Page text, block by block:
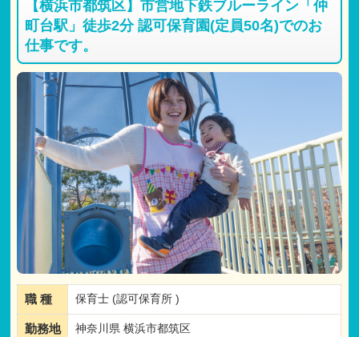
【横浜市都筑区】市営地下鉄ブルーライン「仲
町台駅」徒歩2分 認可保育園(定員50名)でのお
仕事です。
職 種 保育士 (認可保育所 )
勤務地 神奈川県 横浜市都筑区